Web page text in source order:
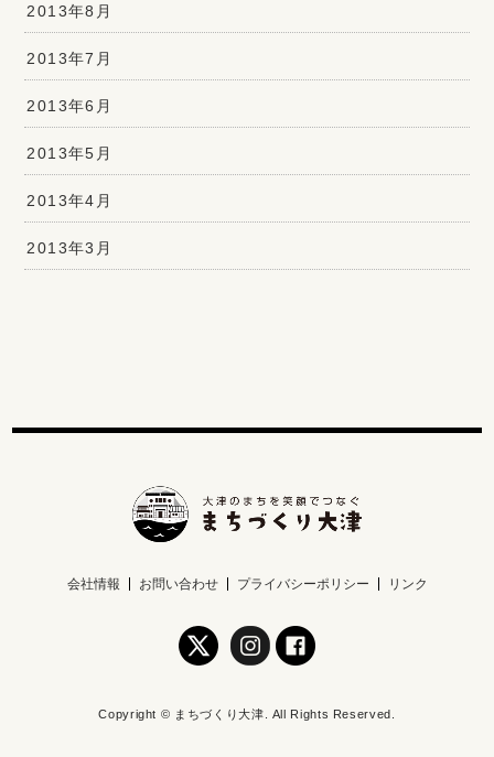
2013年8月
2013年7月
2013年6月
2013年5月
2013年4月
2013年3月
会社情報 お問い合わせ プライバシーポリシー リンク
Copyright © まちづくり大津. All Rights Reserved.